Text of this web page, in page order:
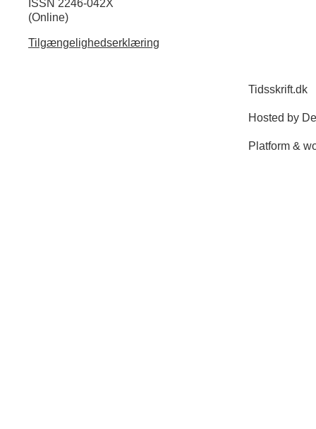
ISSN 2246-042X
(Online)
Tilgængelighedserklæring